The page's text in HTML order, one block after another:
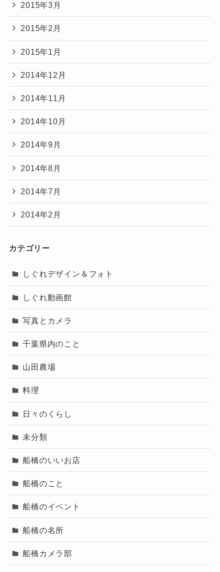
2015年3月
2015年2月
2015年1月
2014年12月
2014年11月
2014年10月
2014年9月
2014年8月
2014年7月
2014年2月
カテゴリー
しぐれデザイン＆フォト
しぐれ動画館
写真とカメラ
千葉県内のこと
山田農場
料理
日々のくらし
未分類
船橋のいいお店
船橋のこと
船橋のイベント
船橋の名所
船橋カメラ部